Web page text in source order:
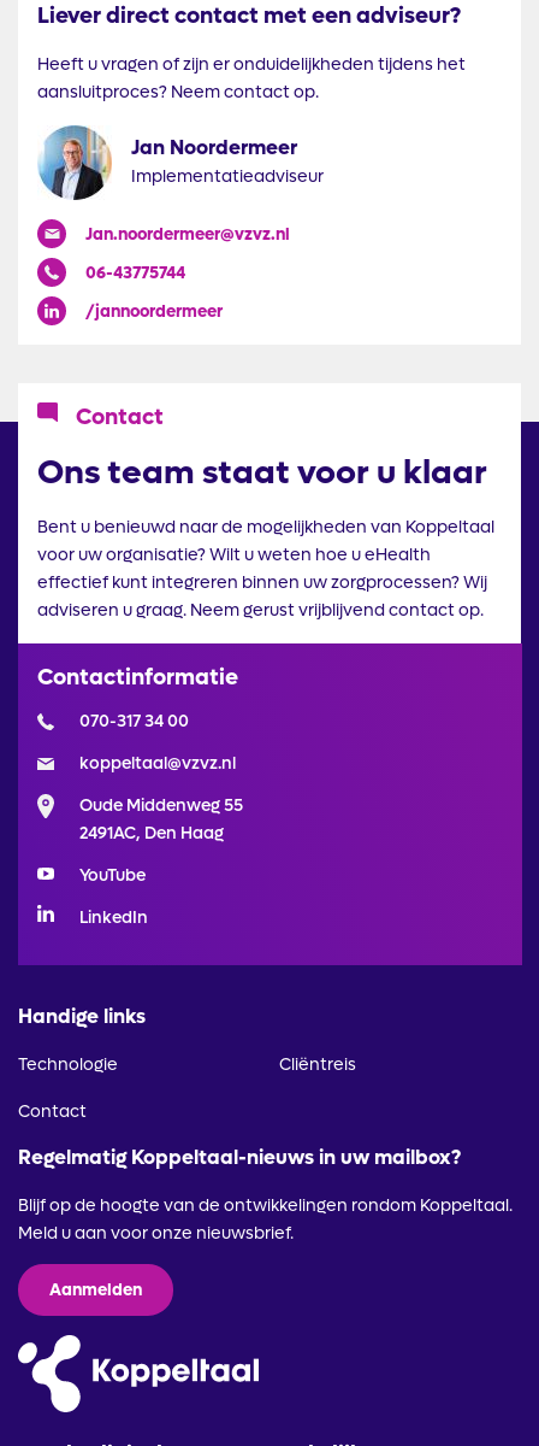
Liever direct contact met een adviseur?
Heeft u vragen of zijn er onduidelijkheden tijdens het
aansluitproces? Neem contact op.
Jan Noordermeer
Implementatieadviseur
Jan.noordermeer@vzvz.nl
06-43775744
/jannoordermeer
IcoonContact
Ons team staat voor u klaar
Bent u benieuwd naar de mogelijkheden van Koppeltaal
voor uw organisatie? Wilt u weten hoe u eHealth
effectief kunt integreren binnen uw zorgprocessen? Wij
adviseren u graag. Neem gerust vrijblijvend contact op.
Contactinformatie
070-317 34 00
koppeltaal@vzvz.nl
Oude Middenweg 55
2491AC, Den Haag
YouTube
LinkedIn
Handige links
Technologie Cliëntreis
Contact
Regelmatig Koppeltaal-nieuws in uw mailbox?
Blijf op de hoogte van de ontwikkelingen rondom Koppeltaal.
Meld u aan voor onze nieuwsbrief.
Aanmelden